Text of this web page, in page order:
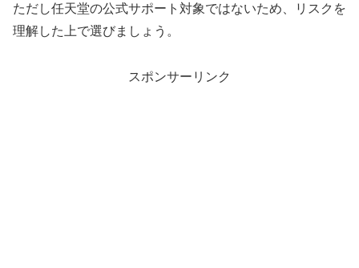
ただし任天堂の公式サポート対象ではないため、リスクを
理解した上で選びましょう。
スポンサーリンク